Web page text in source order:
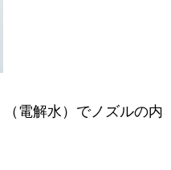
電解水）でノズルの内